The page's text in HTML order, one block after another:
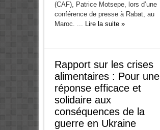
(CAF), Patrice Motsepe, lors d’une
conférence de presse à Rabat, au
Maroc. ... Lire la suite »
Rapport sur les crises
alimentaires : Pour une
réponse efficace et
solidaire aux
conséquences de la
guerre en Ukraine